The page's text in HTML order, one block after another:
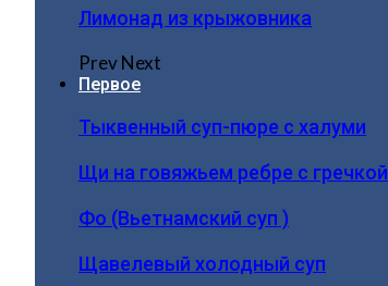
Лимонад из крыжовника
PrevNext
Первое
Тыквенный суп-пюре с халуми
Щи на говяжьем ребре с гречкой
Фо (Вьетнамский суп )
Щавелевый холодный суп